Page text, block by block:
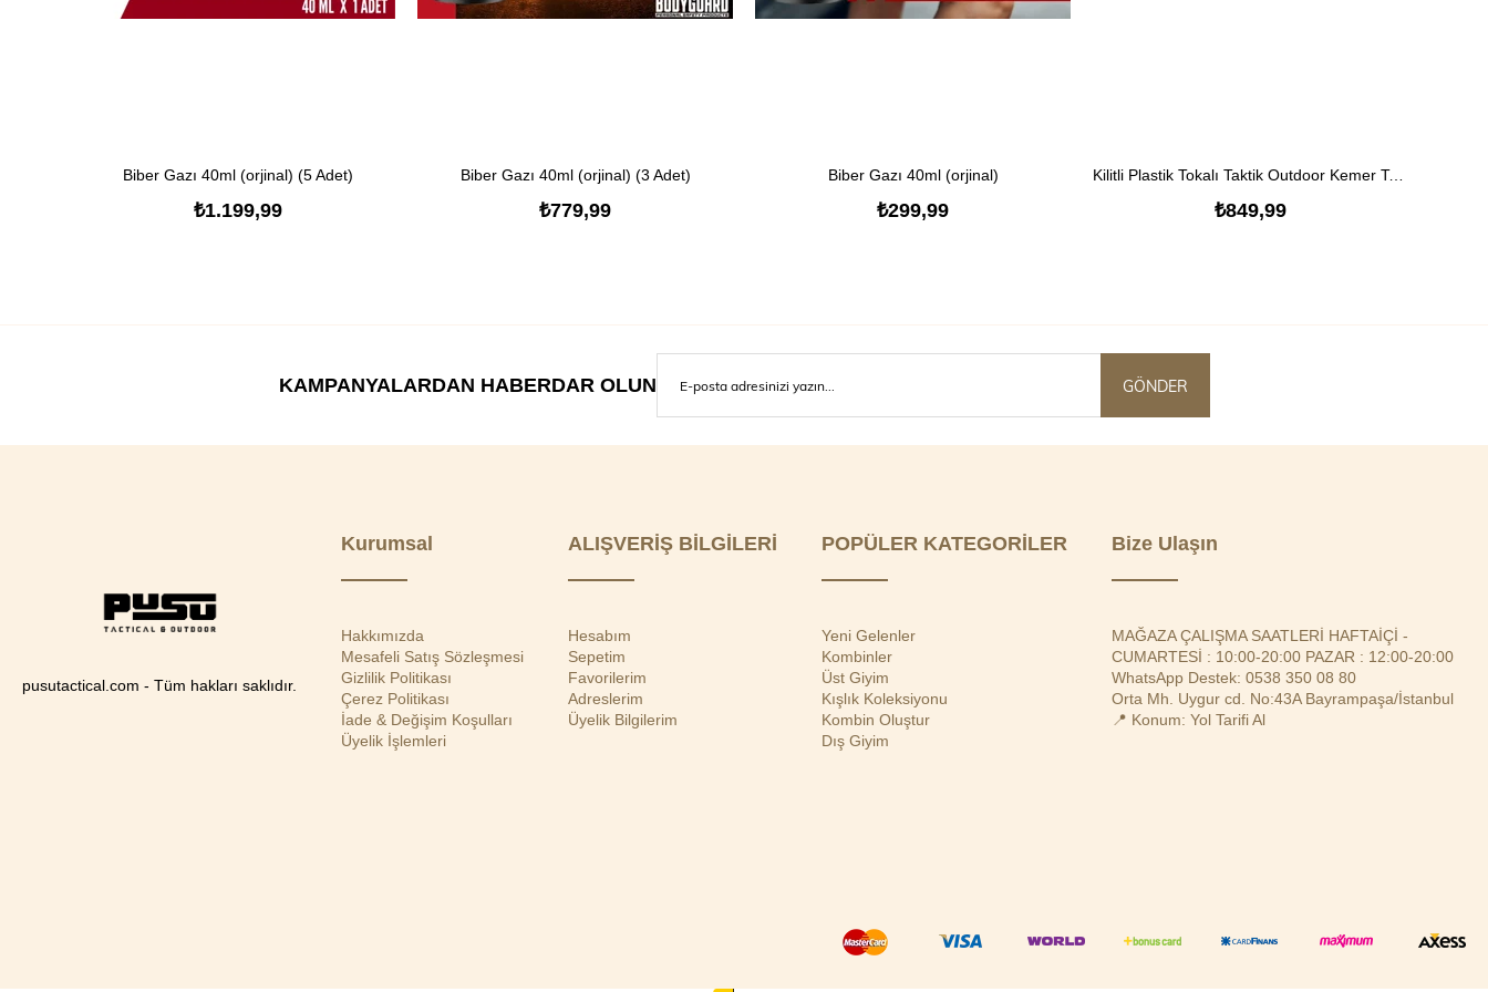
SEPETE EKLE
Biber Gazı 40ml (orjinal) (5 Adet)
₺1.199,99
SEPETE EKLE
Biber Gazı 40ml (orjinal) (3 Adet)
₺779,99
SEPETE EKLE
Biber Gazı 40ml (orjinal)
₺299,99
SEPETE EKLE Kilitli Plastik Tokalı Taktik Outdoor Kemer Takımı
₺849,99
KAMPANYALARDAN HABERDAR OLUN GÖNDER
pusutactical.com - Tüm hakları saklıdır.
Kurumsal
Hakkımızda
Mesafeli Satış Sözleşmesi
Gizlilik Politikası
Çerez Politikası
İade & Değişim Koşulları
Üyelik İşlemleri
ALIŞVERİŞ BİLGİLERİ
Hesabım
Sepetim
Favorilerim
Adreslerim
Üyelik Bilgilerim
POPÜLER KATEGORİLER
Yeni Gelenler
Kombinler
Üst Giyim
Kışlık Koleksiyonu
Kombin Oluştur
Dış Giyim
Bize Ulaşın
MAĞAZA ÇALIŞMA SAATLERİ HAFTAİÇİ -
CUMARTESİ : 10:00-20:00 PAZAR : 12:00-20:00
WhatsApp Destek: 0538 350 08 80
Orta Mh. Uygur cd. No:43A Bayrampaşa/İstanbul
📍 Konum: Yol Tarifi Al